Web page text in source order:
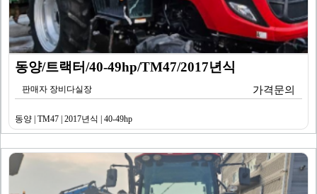
동양/트랙터/40-49hp/TM47/2017년식
판매자 장비다실장 가격문의
동양 | TM47 | 2017년식 | 40-49hp